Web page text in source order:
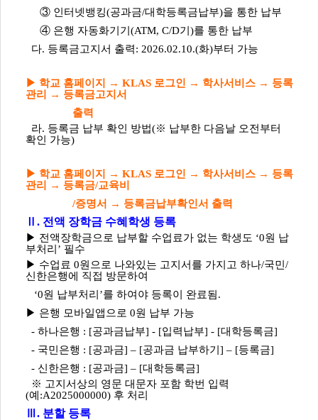
③ 인터넷뱅킹(공과금/대학등록금납부)을 통한 납부
④ 은행 자동화기기(ATM, C/D기)를 통한 납부
다. 등록금고지서 출력: 2026.02.10.(화)부터 가능
▶ 학교 홈페이지 → KLAS 로그인 → 학사서비스 → 등록
관리 → 등록금고지서
출력
라. 등록금 납부 확인 방법(※ 납부한 다음날 오전부터
확인 가능)
▶ 학교 홈페이지 → KLAS 로그인 → 학사서비스 → 등록
관리 → 등록금/교육비
/증명서 → 등록금납부확인서 출력
Ⅱ. 전액 장학금 수혜학생 등록
▶ 전액장학금으로 납부할 수업료가 없는 학생도 ‘0원 납
부처리’ 필수
▶ 수업료 0원으로 나와있는 고지서를 가지고 하나/국민/
신한은행에 직접 방문하여
‘0원 납부처리’를 하여야 등록이 완료됨.
▶ 은행 모바일앱으로 0원 납부 가능
- 하나은행 : [공과금납부] - [입력납부] - [대학등록금]
- 국민은행 : [공과금] – [공과금 납부하기] – [등록금]
- 신한은행 : [공과금] – [대학등록금]
※ 고지서상의 영문 대문자 포함 학번 입력
(예:A2025000000) 후 처리
Ⅲ. 분할 등록